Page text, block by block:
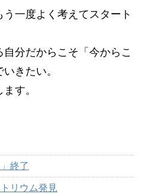
一度よく考えてスタート
分だからこそ「今からこ
きたい。
す。
終了
リウム発見